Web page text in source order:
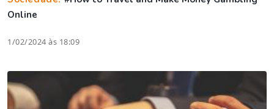
Online
1/02/2024 às 18:09